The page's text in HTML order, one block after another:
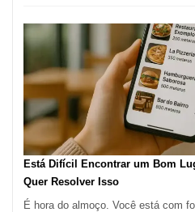
Está Difícil Encontrar um Bom
Quer Resolver Isso
É hora do almoço. Você está com